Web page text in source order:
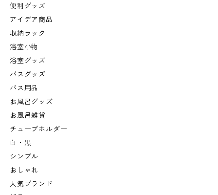
便利グッズ
アイデア商品
収納ラック
浴室小物
浴室グッズ
バスグッズ
バス用品
お風呂グッズ
お風呂雑貨
チューブホルダー
白・黒
シンプル
おしゃれ
人気ブランド